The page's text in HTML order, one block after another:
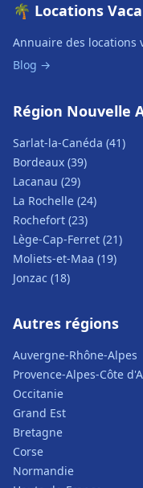
🌴 Locations
Annuaire des locations
Blog →
Région Nouvelle
Sarlat-la-Canéda (41)
Bordeaux (39)
Lacanau (29)
La Rochelle (24)
Rochefort (23)
Lège-Cap-Ferret (21)
Moliets-et-Maa (19)
Jonzac (18)
Autres régions
Auvergne-Rhône-Alpes
Provence-Alpes-Côte
Occitanie
Grand Est
Bretagne
Corse
Normandie